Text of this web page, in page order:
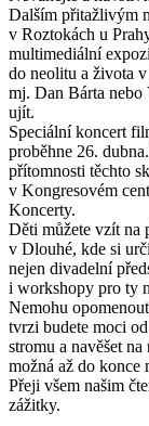
Dalším přitažlivým
v Roztokách u
multimediální
do neolitu a života
mj. Dan Bárta nebo
ujít.
Speciální koncert
proběhne 26.
přítomnosti těchto
v Kongresovém
Koncerty.
Děti můžete vzít na
v Dlouhé, kde si
nejen divadelní
i workshopy pro ty
Nemohu
tvrzi budete moci
stromu a navěšet
možná až do konce
Přeji všem našim
zážitky.